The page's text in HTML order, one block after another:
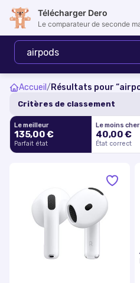
Accueil /Résultats pour “
Critères de classement
Le meilleur
135,00 €
Parfait état
Le moins cher
40,00 €
État correct
Télécharger Dero
Le comparateur de seconde